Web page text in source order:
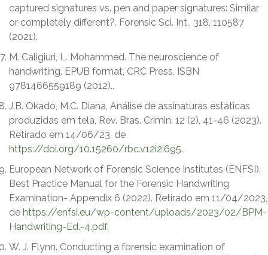
captured signatures vs. pen and paper signatures: Similar
or completely different?. Forensic Sci. Int., 318, 110587
(2021).
M. Caligiuri, L. Mohammed. The neuroscience of
handwriting. EPUB format, CRC Press, ISBN
9781466559189 (2012)..
J.B. Okado, M.C. Diana, Análise de assinaturas estáticas
produzidas em tela, Rev. Bras. Crimin. 12 (2), 41-46 (2023).
Retirado em 14/06/23, de
https://doi.org/10.15260/rbc.v12i2.695.
European Network of Forensic Science Institutes (ENFSI).
Best Practice Manual for the Forensic Handwriting
Examination- Appendix 6 (2022). Retirado em 11/04/2023,
de https://enfsi.eu/wp-content/uploads/2023/02/BPM-
Handwriting-Ed.-4.pdf.
W. J. Flynn. Conducting a forensic examination of